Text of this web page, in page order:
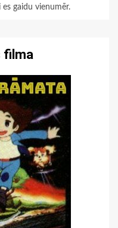
es gaidu vienumēr.
filma